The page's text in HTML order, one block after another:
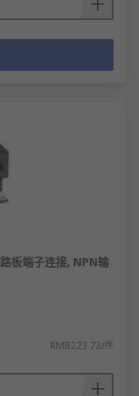
板端子连接, NPN输
RMB223.72/件